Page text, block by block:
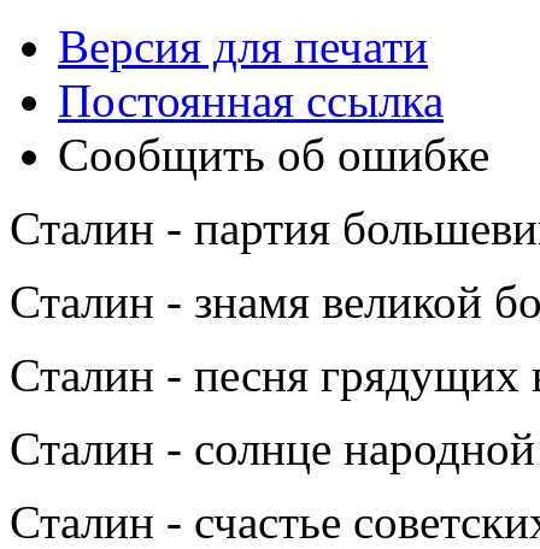
Версия для печати
Постоянная ссылка
Сообщить об ошибке
Сталин - партия
Сталин - знамя великой
Сталин - песня грядущих
Сталин - солнце
Сталин - счастье